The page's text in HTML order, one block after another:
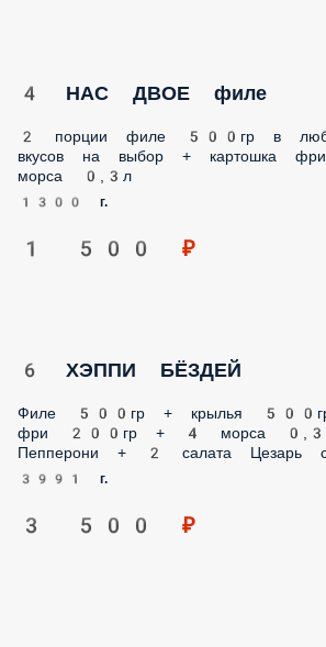
картошка фри 200гр+ 2 морса 0,3л
1300 г.
1 500 ₽
Филе 500гр + крылья 500гр + картошка
0,3л + пицца Пепперони + 2 салата
3991 г.
3 500 ₽